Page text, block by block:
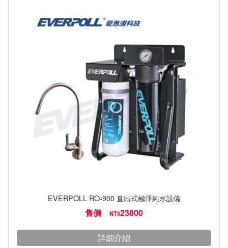
EVERPOLL RO-900 直出式極淨純水設備
售價 NT$23800
詳細介紹